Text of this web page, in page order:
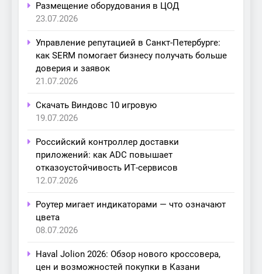
Размещение оборудования в ЦОД
23.07.2026
Управление репутацией в Санкт-Петербурге:
как SERM помогает бизнесу получать больше
доверия и заявок
21.07.2026
Скачать Виндовс 10 игровую
19.07.2026
Российский контроллер доставки
приложений: как ADC повышает
отказоустойчивость ИТ-сервисов
12.07.2026
Роутер мигает индикаторами — что означают
цвета
08.07.2026
Haval Jolion 2026: Обзор нового кроссовера,
цен и возможностей покупки в Казани